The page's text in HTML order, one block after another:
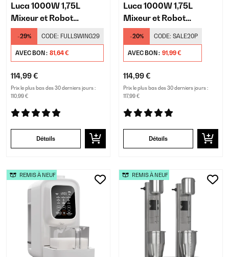
Luca 1000W 1,75L
Mixeur et Robot
Ménager Rouge
-29% CODE: FULLSWING29
AVEC BON : 81,64 €
114,99 €
Prix le plus bas des 30 derniers jours :
110,99 €
Détails
Luca 1000W 1,75L
Mixeur et Robot
Ménager Noir
-20% CODE: SALE20P
AVEC BON : 91,99 €
114,99 €
Prix le plus bas des 30 derniers jours :
117,99 €
Détails
REMIS À NEUF REMIS À NEUF